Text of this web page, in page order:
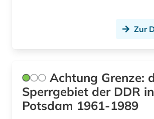
belgien (1)
bergbau (4)
berlin (5)
berliner mauer (1)
Makedonien (2)
Mecklenburg-Vorpommern (2)
Zur
Achtung Grenze:
Sperrgebiet der DDR in
Potsdam 1961-1989